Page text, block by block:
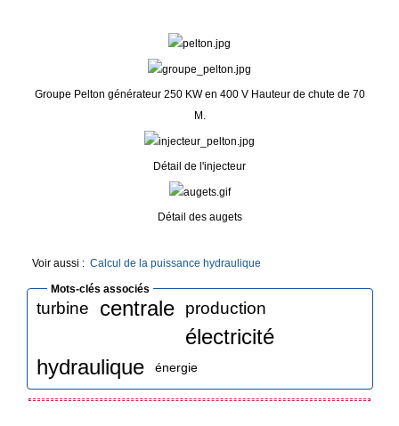
Groupe Pelton générateur 250 KW en 400 V Hauteur de chute de 70
M.
Détail de l'injecteur
Détail des augets
Voir aussi : Calcul de la puissance hydraulique
Mots-clés associés
turbine centrale production
électricité
hydraulique
énergie